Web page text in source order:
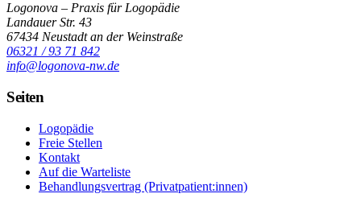
Logonova – Praxis für Logopädie
Landauer Str. 43
67434 Neustadt an der Weinstraße
06321 / 93 71 842
info@logonova-nw.de
Seiten
Logopädie
Freie Stellen
Kontakt
Auf die Warteliste
Behandlungsvertrag (Privatpatient:innen)